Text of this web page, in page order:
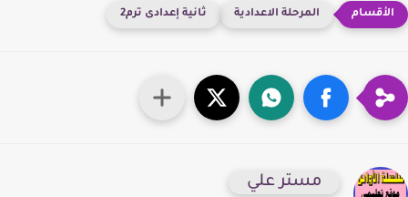
المرحلة الاعدادية ثانية إعدادى ترم2
مستر علي